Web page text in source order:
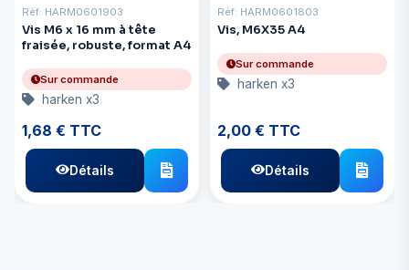
Réf: HARM0601903
Vis M6 x 16 mm à tête
fraisée, robuste, format A4
Sur commande
harken x3
1,68 € TTC
Détails
Réf: HARM0601803
Vis, M6X35 A4
Sur commande
harken x3
2,00 € TTC
Détails